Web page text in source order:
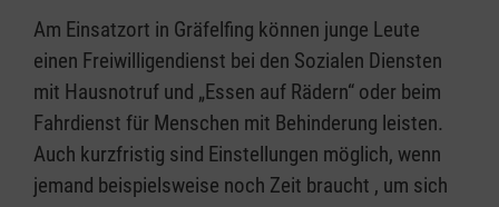
Am Einsatzort in Gräfelfing können junge Leute
einen Freiwilligendienst bei den Sozialen Diensten
mit Hausnotruf und „Essen auf Rädern“ oder beim
Fahrdienst für Menschen mit Behinderung leisten.
Auch kurzfristig sind Einstellungen möglich, wenn
jemand beispielsweise noch Zeit braucht , um sich